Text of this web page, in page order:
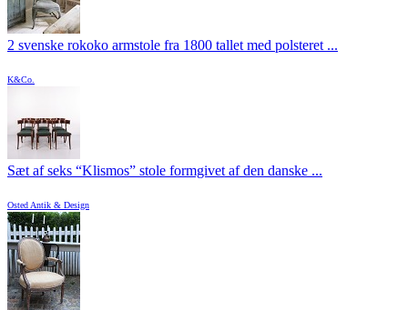
2 svenske rokoko armstole fra 1800 tallet med polsteret ...
K&Co.
Sæt af seks “Klismos” stole formgivet af den danske ...
Osted Antik & Design